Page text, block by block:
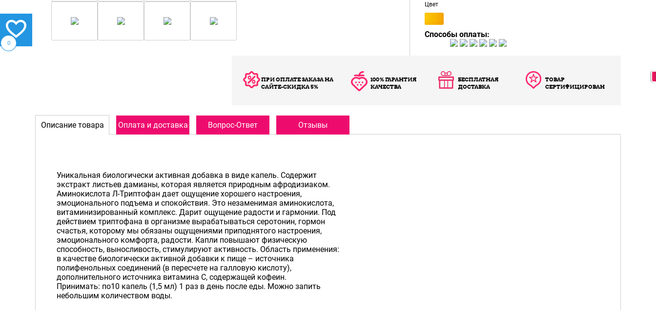
Цвет
Способы оплаты:
ПРИ ОПЛАТЕ ЗАКАЗА НА
САЙТЕ-СКИДКА 5%
100% ГАРАНТИЯ
КАЧЕСТВА
БЕСПЛАТНАЯ
ДОСТАВКА
ТОВАР
СЕРТИФИЦИРОВАН
Описание товара Оплата и доставка Вопрос-Ответ Отзывы
Уникальная биологически активная добавка в виде капель. Содержит
экстракт листьев дамианы, которая является природным афродизиаком.
Аминокислота Л-Триптофан дает ощущение хорошего настроения,
эмоционального подъема и спокойствия. Это незаменимая аминокислота,
витаминизированный комплекс. Дарит ощущение радости и гармонии. Под
действием триптофана в организме вырабатываться серотонин, гормон
счастья, которому мы обязаны ощущениями приподнятого настроения,
эмоционального комфорта, радости. Капли повышают физическую
способность, выносливость, стимулируют активность. Область применения:
в качестве биологически активной добавки к пище – источника
полифенольных соединений (в пересчете на галловую кислоту),
дополнительного источника витамина С, содержащей кофеин.
Принимать: по10 капель (1,5 мл) 1 раз в день после еды. Можно запить
небольшим количеством воды.
0